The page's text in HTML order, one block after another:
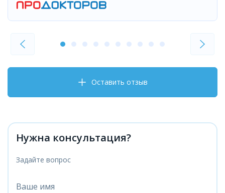
Оставить отзыв
Нужна консультация?
Задайте вопрос
Ваше имя